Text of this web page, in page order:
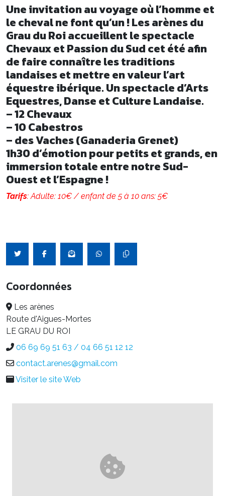
Une invitation au voyage où l’homme et
le cheval ne font qu’un ! Les arènes du
Grau du Roi accueillent le spectacle
Chevaux et Passion du Sud cet été afin
de faire connaître les traditions
landaises et mettre en valeur l’art
équestre ibérique. Un spectacle d’Arts
Equestres, Danse et Culture Landaise.
– 12 Chevaux
– 10 Cabestros
– des Vaches (Ganaderia Grenet)
1h30 d’émotion pour petits et grands, en
immersion totale entre notre Sud-
Ouest et l’Espagne !
Tarifs: Adulte: 10€ / enfant de 5 à 10 ans: 5€
Coordonnées
Les arènes
Route d'Aigues-Mortes
LE GRAU DU ROI
06 69 69 51 63 / 04 66 51 12 12
contact.arenes@gmail.com
Visiter le site Web